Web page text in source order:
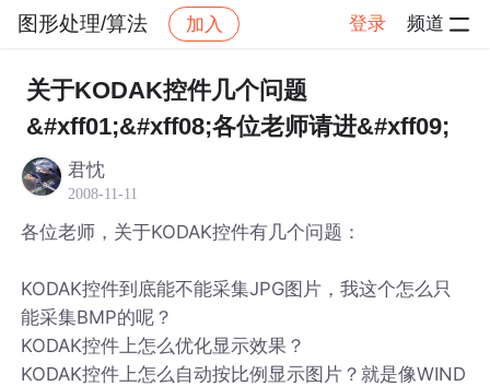
图形处理/算法 加入 登录 频道
社区 图形处理/算法 帖子详情
关于KODAK控件几个问题
&#xff01;&#xff08;各位老师请进&#xff09;
君忱
2008-11-11
各位老师，关于KODAK控件有几个问题：
KODAK控件到底能不能采集JPG图片，我这个怎么只
能采集BMP的呢？
KODAK控件上怎么优化显示效果？
KODAK控件上怎么自动按比例显示图片？就是像WIND